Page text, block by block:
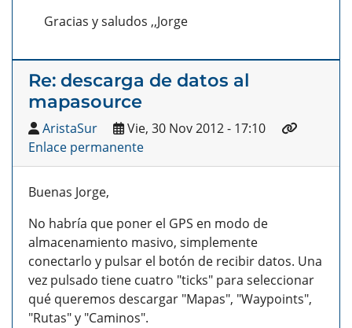
Gracias y saludos ,,Jorge
Re: descarga de datos al
mapasource
AristaSur
Vie, 30 Nov 2012 - 17:10
Enlace permanente
Buenas Jorge,
No habría que poner el GPS en modo de
almacenamiento masivo, simplemente
conectarlo y pulsar el botón de recibir datos. Una
vez pulsado tiene cuatro "ticks" para seleccionar
qué queremos descargar "Mapas", "Waypoints",
"Rutas" y "Caminos".